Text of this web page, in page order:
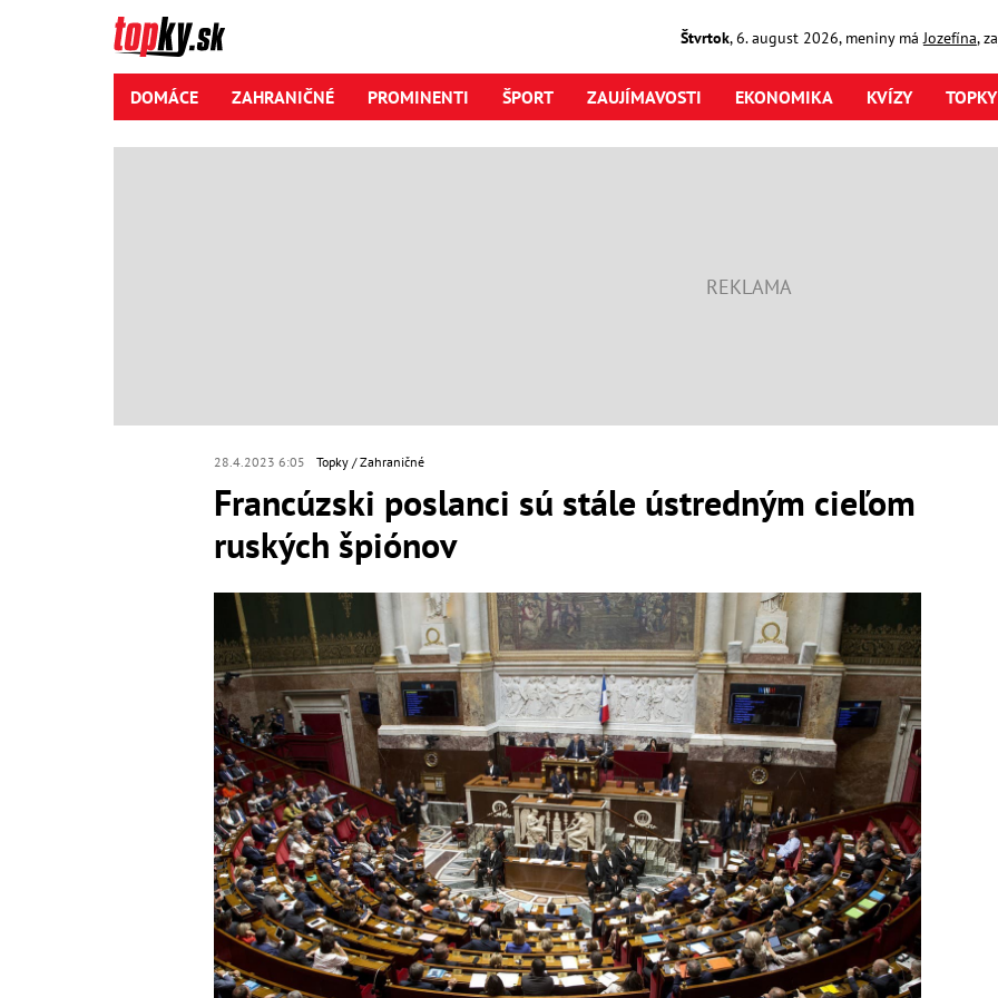
Štvrtok,6. august2026, meniny má Jozefína,
DOMÁCE ZAHRANIČNÉ PROMINENTI ŠPORT ZAUJÍMAVOSTI EKONOMIKA KVÍZY
28.4.2023 6:05 Topky Zahraničné
Francúzski poslanci sú stále ústredným cieľom
ruských špiónov